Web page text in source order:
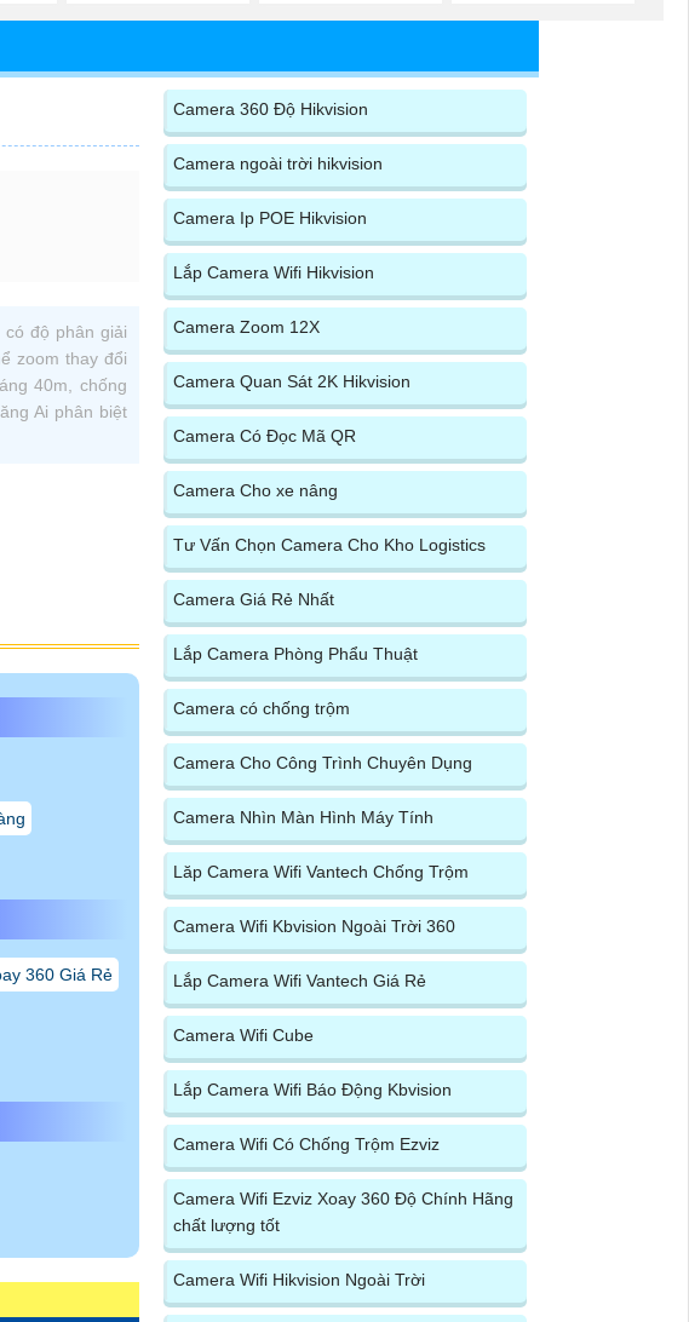
có độ phân giải
zoom thay đổi
40m, chống
Ai phân biệt
360 Giá Rẻ
Camera 360 Độ Hikvision
Camera ngoài trời hikvision
Camera Ip POE Hikvision
Lắp Camera Wifi Hikvision
Camera Zoom 12X
Camera Quan Sát 2K Hikvision
Camera Có Đọc Mã QR
Camera Cho xe nâng
Tư Vấn Chọn Camera Cho Kho Logistics
Camera Giá Rẻ Nhất
Lắp Camera Phòng Phẩu Thuật
Camera có chống trộm
Camera Cho Công Trình Chuyên Dụng
Camera Nhìn Màn Hình Máy Tính
Lăp Camera Wifi Vantech Chống Trộm
Camera Wifi Kbvision Ngoài Trời 360
Lắp Camera Wifi Vantech Giá Rẻ
Camera Wifi Cube
Lắp Camera Wifi Báo Động Kbvision
Camera Wifi Có Chống Trộm Ezviz
Camera Wifi Ezviz Xoay 360 Độ Chính Hãng
chất lượng tốt
Camera Wifi Hikvision Ngoài Trời